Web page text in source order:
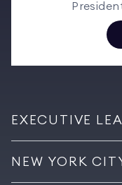
EXECUTIVE
NEW YORK